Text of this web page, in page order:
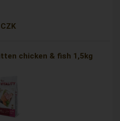
chicken & fish 1,5kg